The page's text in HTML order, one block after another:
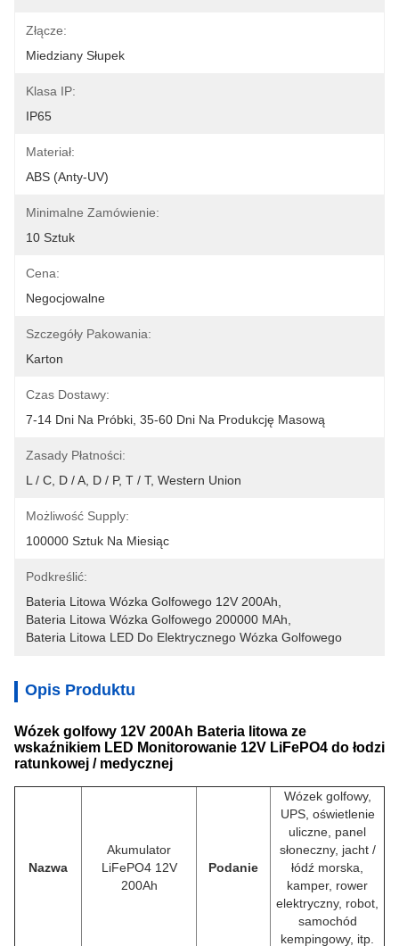
Złącze:
Miedziany Słupek
Klasa IP:
IP65
Materiał:
ABS (anty-UV)
Minimalne Zamówienie:
10 Sztuk
Cena:
Negocjowalne
Szczegóły Pakowania:
Karton
Czas Dostawy:
7-14 Dni Na Próbki, 35-60 Dni Na Produkcję Masową
Zasady Płatności:
L / C, D / A, D / P, T / T, Western Union
Możliwość Supply:
100000 Sztuk Na Miesiąc
Podkreślić:
Bateria Litowa Wózka Golfowego 12V 200Ah
Bateria Litowa Wózka Golfowego 200000 MAh
Bateria Litowa LED Do Elektrycznego Wózka Golfowego
Opis Produktu
Wózek golfowy 12V 200Ah Bateria litowa ze
wskaźnikiem LED Monitorowanie 12V LiFePO4 do łodzi
ratunkowej / medycznej
Nazwa
Akumulator
LiFePO4 12V
200Ah
Podanie
Wózek golfowy,
UPS, oświetlenie
uliczne, panel
słoneczny, jacht /
łódź morska,
kamper, rower
elektryczny, robot,
samochód
kempingowy, itp.